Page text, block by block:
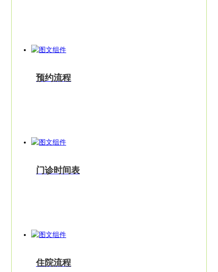
预约流程
门诊时间表
住院流程